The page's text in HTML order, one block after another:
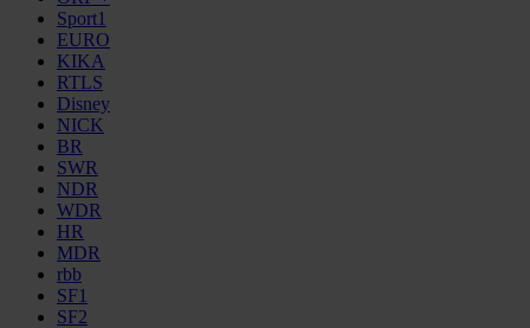
Sport1
EURO
KIKA
RTLS
Disney
NICK
BR
SWR
NDR
WDR
HR
MDR
rbb
SF1
SF2